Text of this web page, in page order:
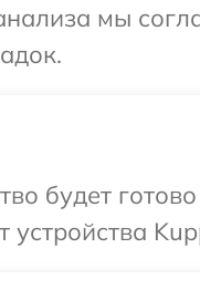
мы
будет
устройства